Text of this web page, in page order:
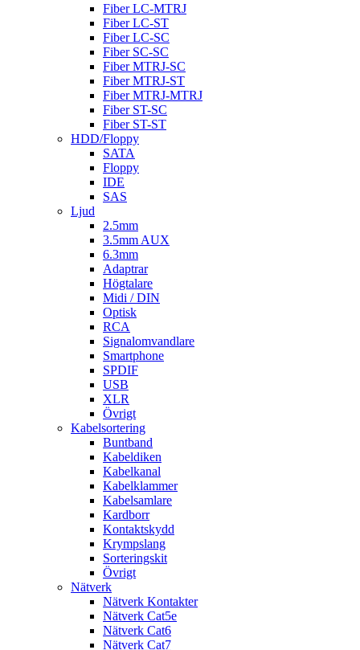
Fiber LC-MTRJ
Fiber LC-ST
Fiber LC-SC
Fiber SC-SC
Fiber MTRJ-SC
Fiber MTRJ-ST
Fiber MTRJ-MTRJ
Fiber ST-SC
Fiber ST-ST
HDD/Floppy
SATA
Floppy
IDE
SAS
Ljud
2.5mm
3.5mm AUX
6.3mm
Adaptrar
Högtalare
Midi / DIN
Optisk
RCA
Signalomvandlare
Smartphone
SPDIF
USB
XLR
Övrigt
Kabelsortering
Buntband
Kabeldiken
Kabelkanal
Kabelklammer
Kabelsamlare
Kardborr
Kontaktskydd
Krympslang
Sorteringskit
Övrigt
Nätverk
Nätverk Kontakter
Nätverk Cat5e
Nätverk Cat6
Nätverk Cat7